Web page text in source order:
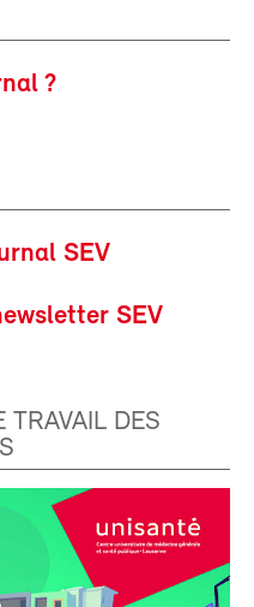
?
SEV
SEV
TRAVAIL DES